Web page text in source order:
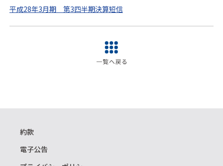
平成28年3月期 第3四半期決算短信
約款
電子公告